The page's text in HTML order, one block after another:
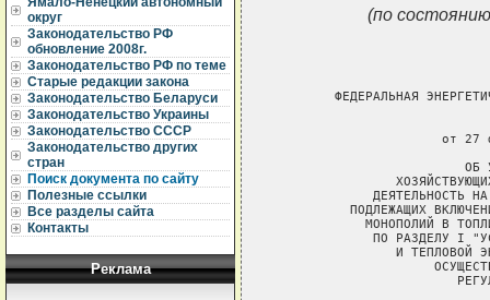
округ
Законодательство РФ
обновление 2008г.
Законодательство РФ по теме
Старые редакции закона
Законодательство Беларуси
Законодательство Украины
Законодательство СССР
Законодательство других
стран
Поиск документа по сайту
Полезные ссылки
Все разделы сайта
Контакты
Реклама
(по
ФЕДЕРАЛЬНАЯ
от 27
ОБ
ДЕЯТЕЛЬНОСТЬ
ПОДЛЕЖАЩИХ
МОНОПОЛИЙ В
ПО РАЗДЕЛУ I
И ТЕПЛОВОЙ